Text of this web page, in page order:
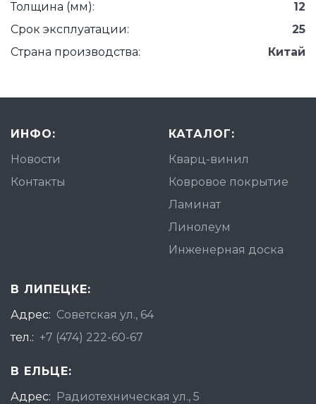
Толщина (мм):
12
Срок эксплуатации:
25
Страна производства:
Китай
ИНФО:
Новости
Контакты
КАТАЛОГ:
Кварц-винил
Ковровое покрытие
Ламинат
Линолеум
Инженерная доска
В ЛИПЕЦКЕ:
Адрес: Советская ул., 64
тел.: +7 (474) 222-60-67
В ЕЛЬЦЕ:
Адрес: Радиотехническая ул., 5